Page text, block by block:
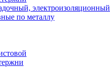
электроизоляционный
по металлу